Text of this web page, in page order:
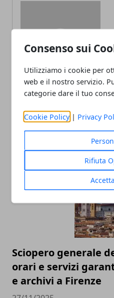
Consenso sui
Utilizziamo i cookie per
web e il nostro servizio.
categorie dare il tuo
Cookie Policy | Privacy
Rifiuta
Sciopero generale
orari e servizi
e archivi a Firenze